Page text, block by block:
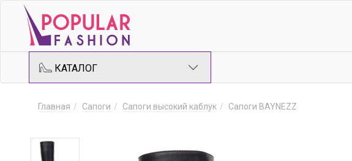
КАТАЛОГ
Главная Сапоги Сапоги высокий каблук Сапоги BAYNEZZ